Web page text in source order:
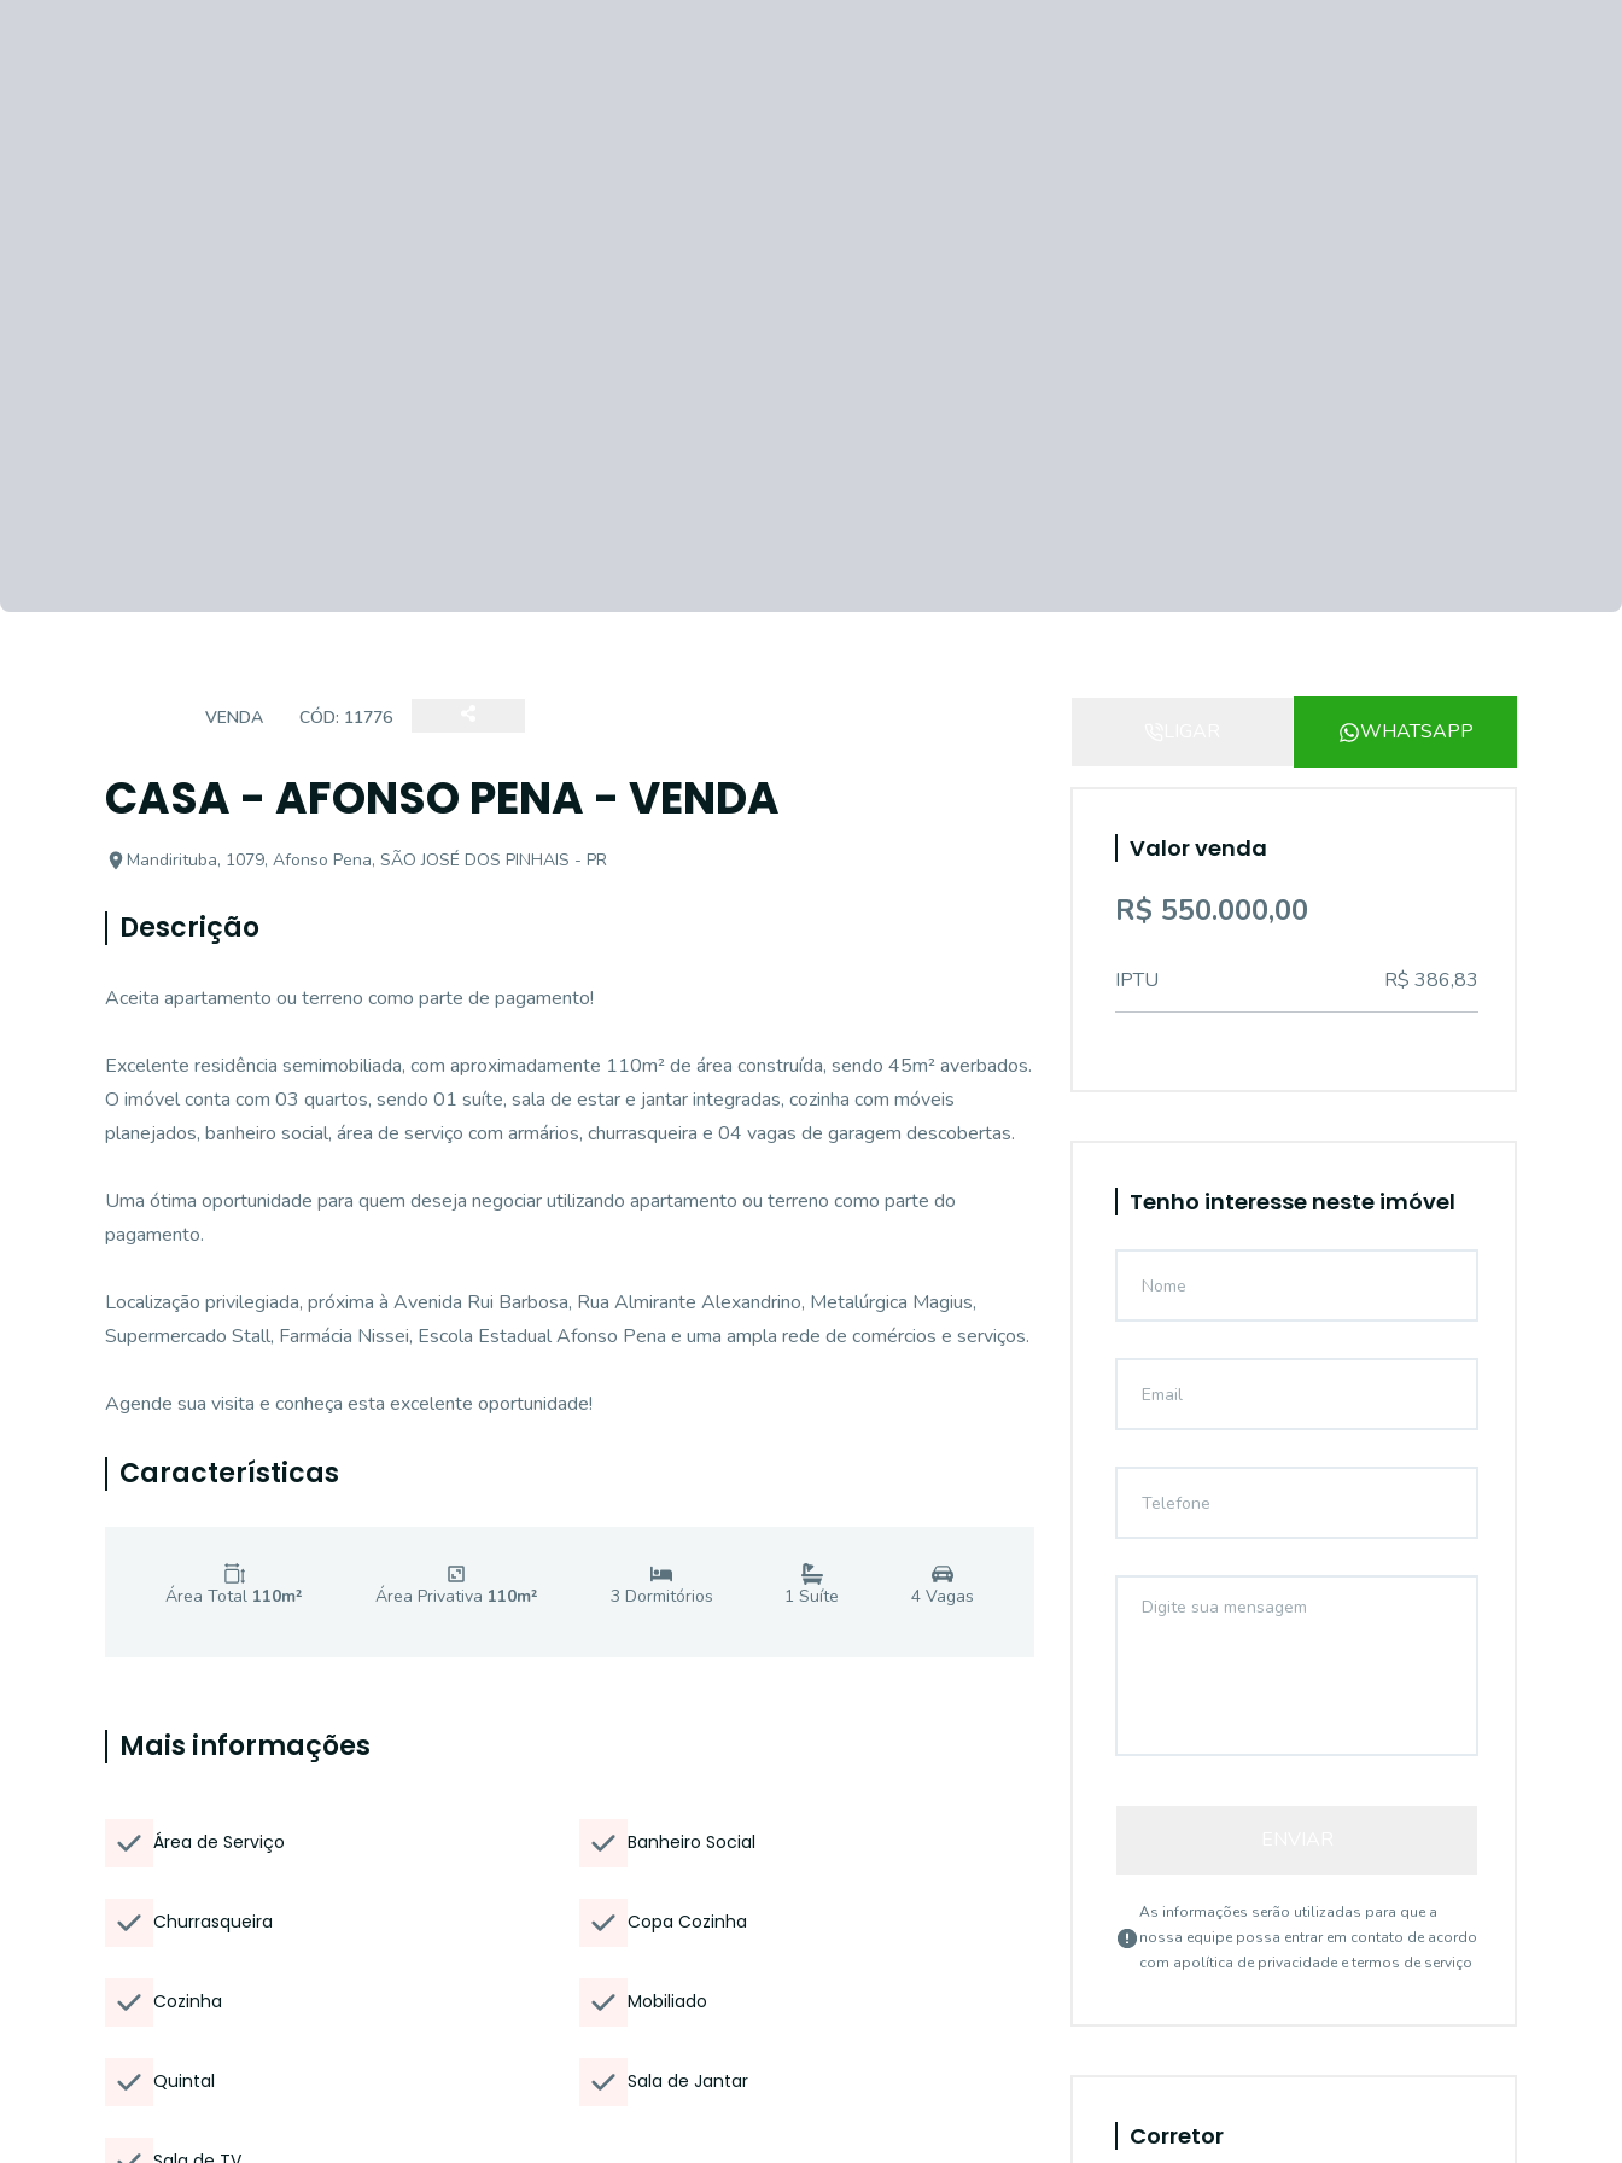
VENDA CÓD: 11776
CASA - AFONSO PENA - VENDA
Mandirituba, 1079, Afonso Pena, SÃO JOSÉ DOS PINHAIS - PR
Descrição
Aceita apartamento ou terreno como parte de pagamento!
Excelente residência semimobiliada, com aproximadamente 110m² de área construída, sendo 45m² averbados.
O imóvel conta com 03 quartos, sendo 01 suíte, sala de estar e jantar integradas, cozinha com móveis
planejados, banheiro social, área de serviço com armários, churrasqueira e 04 vagas de garagem descobertas.
Uma ótima oportunidade para quem deseja negociar utilizando apartamento ou terreno como parte do
pagamento.
Localização privilegiada, próxima à Avenida Rui Barbosa, Rua Almirante Alexandrino, Metalúrgica Magius,
Supermercado Stall, Farmácia Nissei, Escola Estadual Afonso Pena e uma ampla rede de comércios e serviços.
Agende sua visita e conheça esta excelente oportunidade!
Características
Área Total 110m² Área Privativa 110m² 3 Dormitórios 1 Suíte 4 Vagas
Mais informações
Área de Serviço Banheiro Social
Churrasqueira Copa Cozinha
Cozinha Mobiliado
Quintal Sala de Jantar
WHATSAPP
Valor venda
R$ 550.000,00
IPTU R$ 386,83
Tenho interesse neste imóvel
As informações serão utilizadas para que a
nossa equipe possa entrar em contato de acordo
com apolítica de privacidade e termos de serviço
Corretor